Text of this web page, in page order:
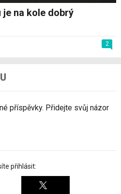
je na kole dobrý
2
příspěvky. Přidejte svůj názor
přihlásit: